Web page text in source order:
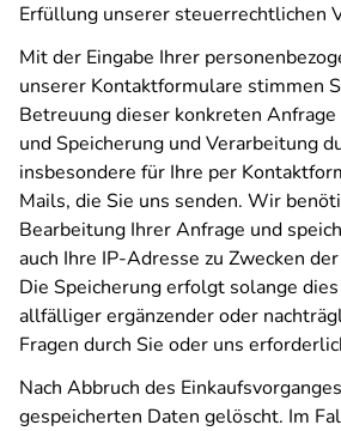
Erfüllung unserer steuerrechtlichen
Mit der Eingabe Ihrer
unserer Kontaktformulare stimmen
Betreuung dieser konkreten
und Speicherung und Verarbeitung
insbesondere für Ihre per
Mails, die Sie uns senden. Wir
Bearbeitung Ihrer Anfrage und
auch Ihre IP-Adresse zu Zwecken
Die Speicherung erfolgt solange
allfälliger ergänzender oder
Fragen durch Sie oder uns
Nach Abbruch des
gespeicherten Daten gelöscht. Im